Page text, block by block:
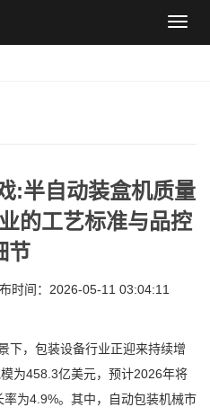
导
:半自动装盒机质量
的工艺标准与品控
节
时间：2026-05-11 03:04:11
，包装设备行业正迎来持续增
为458.3亿美元，预计2026年将
为4.9%。其中，自动包装机械市